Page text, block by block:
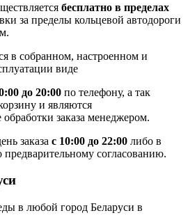
бесплатно в пределах
за пределы кольцевой автодороги
в собранном, настроенном и
виде
до 20:00 по телефону, а так
и являются
заказа менеджером.
заказа с 10:00 до 22:00 либо в
предварительному согласованию.
в любой город Беларуси в